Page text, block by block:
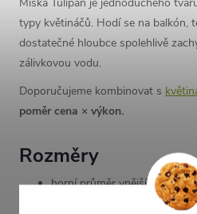
typy květináčů. Hodí se na balkón,
dostatečné hloubce spolehlivě
zálivkovou vodu.
Doporučujeme kombinovat s
poměr cena × výkon.
Rozměry
horní průměr vnější: 35 cm
30 cm